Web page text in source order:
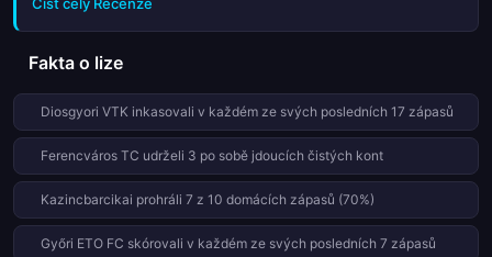
o...
Fakta o lize
Diosgyori VTK inkasovali v každém ze svých posledních 17 zápasů
Ferencváros TC udrželi 3 po sobě jdoucích čistých kont
Kazincbarcikai prohráli 7 z 10 domácích zápasů (70%)
Győri ETO FC skórovali v každém ze svých posledních 7 zápasů